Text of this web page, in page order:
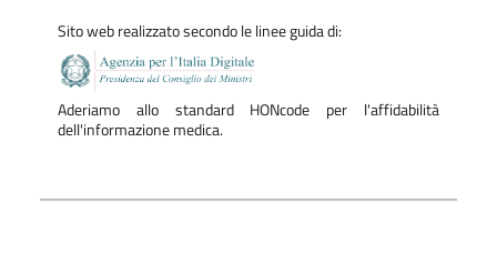
Sito web realizzato secondo le linee guida di:
Aderiamo allo standard HONcode per l'affidabilità
dell'informazione medica.